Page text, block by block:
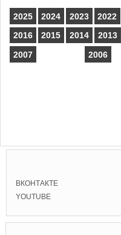
2025 2024 2023 2022
2016
2015 2014 2013
2007
2006
ВКОНТАКТЕ
YOUTUBE